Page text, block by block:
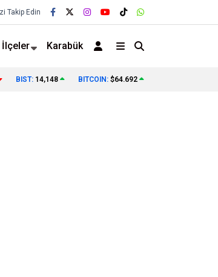
Takip Edin
İlçeler Karabük
BIST: 14,148 BITCOIN: $64.692